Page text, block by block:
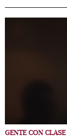
GENTE CON CLASE